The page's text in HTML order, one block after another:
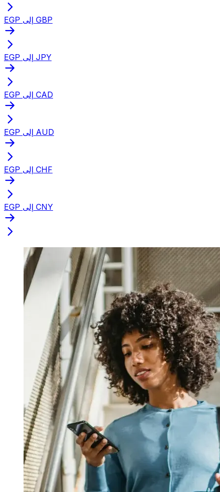
EGP إلى GBP
EGP إلى JPY
EGP إلى CAD
EGP إلى AUD
EGP إلى CHF
EGP إلى CNY